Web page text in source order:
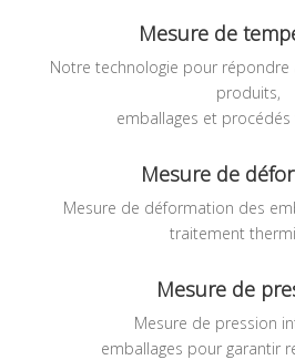
Mesure de
Notre technologie pour répondre
produits,
emballages et
Mesure de
Mesure de déformation des
traitement
Mesure de
Mesure de pression
emballages pour garantir